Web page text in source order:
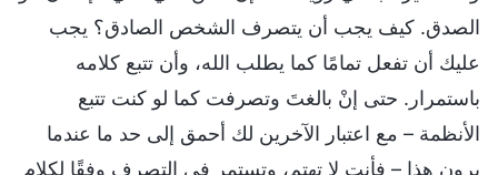
الصدق. كيف يجب أن يتصرف الشخص الصادق؟ يجب
عليك أن تفعل تمامًا كما يطلب الله، وأن تتبع كلامه
باستمرار. حتى إنْ بالغتَ وتصرفت كما لو كنت تتبع
الأنظمة – مع اعتبار الآخرين لك أحمق إلى حد ما عندما
يرون هذا – فأنت لا تهتم، وتستمر في التصرف وفقًا لكلام